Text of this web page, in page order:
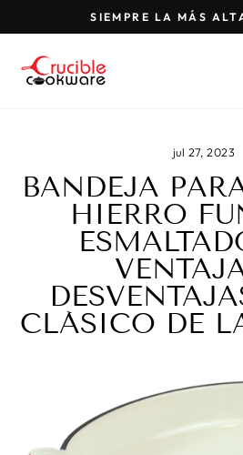
al
contenido
SIEMPRE LA MÁS
jul 27, 2023
BANDEJA
HIERRO
CLÁSICO DE